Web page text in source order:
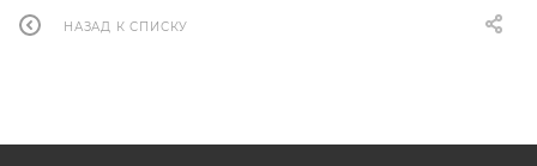
НАЗАД К СПИСКУ